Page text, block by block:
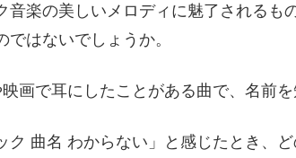
音楽の美しいメロディに魅了される
ではないでしょうか。
画で耳にしたことがある曲で、名前
ク 曲名 わからない」と感じたとき、